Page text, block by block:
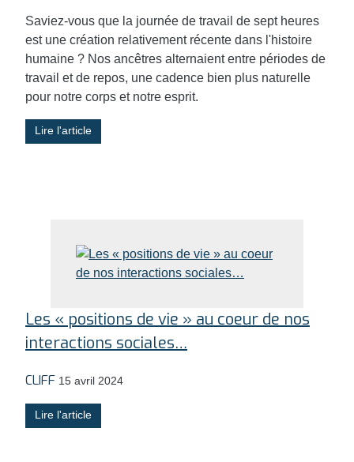
Saviez-vous que la journée de travail de sept heures
est une création relativement récente dans l'histoire
humaine ? Nos ancêtres alternaient entre périodes de
travail et de repos, une cadence bien plus naturelle
pour notre corps et notre esprit.
Lire l'article
Les « positions de vie » au coeur de nos
interactions sociales…
CLIFF 15 avril 2024
Lire l'article